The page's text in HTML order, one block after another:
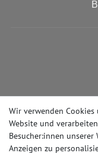
Wir verwenden
Website und
Besucher:innen unserer
Anzeigen zu